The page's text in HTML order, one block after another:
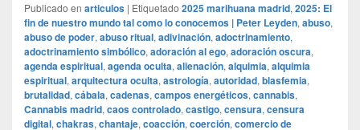
Publicado en articulos | Etiquetado 2025 marihuana madrid, 2025: El
fin de nuestro mundo tal como lo conocemos | Peter Leyden, abuso,
abuso de poder, abuso ritual, adivinación, adoctrinamiento,
adoctrinamiento simbólico, adoración al ego, adoración oscura,
agenda espiritual, agenda oculta, alienación, alquimia, alquimia
espiritual, arquitectura oculta, astrología, autoridad, blasfemia,
brutalidad, cábala, cadenas, campos energéticos, cannabis,
Cannabis madrid, caos controlado, castigo, censura, censura
digital, chakras, chantaje, coacción, coerción, comercio de